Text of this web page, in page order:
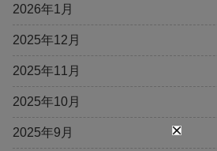
2026年1月
2025年12月
2025年11月
2025年10月
2025年9月